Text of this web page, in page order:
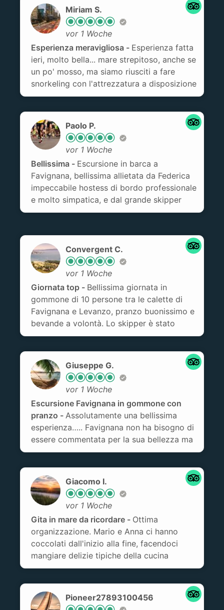
Miriam S.
vor 1 Woche
Esperienza meravigliosa
Esperienza fatta
ieri, molto bella... mare strepitoso, anche se
un po' mosso, ma siamo riusciti a fare
snorkeling con l'attrezzatura a disposizione
sulla barca! Mario il capitano e Anna sono
hanno preparato aperitivo, pranzo e
merenda, tutto super buono... siamo stati
molto bene! Esperienza assolutamente
consigliata!
Paolo P.
vor 1 Woche
Bellissima
Escursione in barca a
Favignana, bellissima allietata da Federica
impeccabile hostess di bordo professionale
e molto simpatica, e dal grande skipper
Francesco che ha saputo domare le onde
Grandi
Convergent C.
vor 1 Woche
Giornata top
Bellissima giornata in
gommone di 10 persone tra le calette di
Favignana e Levanzo, pranzo buonissimo e
bevande a volontà. Lo skipper è stato
bravo e simpatico, esperienza
Giuseppe G.
vor 1 Woche
Escursione Favignana in gommone con
pranzo
Assolutamente una bellissima
esperienza….. Favignana non ha bisogno di
essere commentata per la sua bellezza ma
senza dubbio l operatore ha contribuito di
esperienza. Il nostro capo barca è stato
impeccabile e sempre attento e
professionalmente molto accorto. Cinque
stelle tutte meritate.
Giacomo I.
vor 1 Woche
Gita in mare da ricordare
Ottima
organizzazione. Mario e Anna ci hanno
coccolati dall'inizio alla fine, facendoci
mangiare delizie tipiche della cucina
trapanese (pasta cu l'agghia, alias pesto
condito con olio, acciughe salate,
pomodoro, formaggio), da veri intenditori.
Pioneer27893100456